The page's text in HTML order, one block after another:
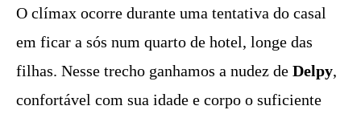
O clímax ocorre durante uma tentativa do casal
em ficar a sós num quarto de hotel, longe das
filhas. Nesse trecho ganhamos a nudez de Delpy,
confortável com sua idade e corpo o suficiente